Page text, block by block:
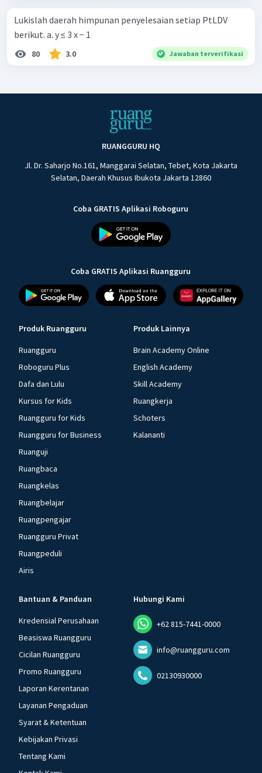
Lukislah daerah himpunan penyelesaian setiap PtLDV
berikut. a. y ≤ 3 x − 1
80 3.0 Jawaban terverifikasi
RUANGGURU HQ
Jl. Dr. Saharjo No.161, Manggarai Selatan, Tebet, Kota Jakarta
Selatan, Daerah Khusus Ibukota Jakarta 12860
Coba GRATIS Aplikasi Roboguru
Coba GRATIS Aplikasi Ruangguru
Produk Ruangguru
Ruangguru
Roboguru Plus
Dafa dan Lulu
Kursus for Kids
Ruangguru for Kids
Ruangguru for Business
Ruanguji
Ruangbaca
Ruangkelas
Ruangbelajar
Ruangpengajar
Ruangguru Privat
Ruangpeduli
Airis
Produk Lainnya
Brain Academy Online
English Academy
Skill Academy
Ruangkerja
Schoters
Kalananti
Bantuan & Panduan
Kredensial Perusahaan
Beasiswa Ruangguru
Cicilan Ruangguru
Promo Ruangguru
Laporan Kerentanan
Layanan Pengaduan
Syarat & Ketentuan
Kebijakan Privasi
Tentang Kami
Hubungi Kami
+62 815-7441-0000
info@ruangguru.com
02130930000